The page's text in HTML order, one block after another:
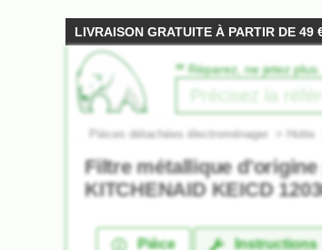
LIVRAISON GRATUITE À PARTIR DE 49
‟ Réparez, ne jetez
Pièces détachées électroménager > Hotte
Filtre métallique
KITCHENAID KEICD
Pièce Instructions